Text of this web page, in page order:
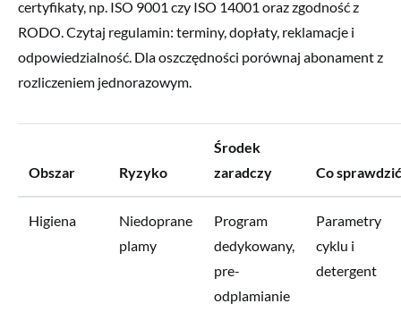
certyfikaty, np. ISO 9001 czy ISO 14001 oraz zgodność z
RODO. Czytaj regulamin: terminy, dopłaty, reklamacje i
odpowiedzialność. Dla oszczędności porównaj abonament z
rozliczeniem jednorazowym.
Obszar Ryzyko
Środek
zaradczy
Co sprawdzić
Higiena
Niedoprane
plamy
Program
dedykowany,
pre-
odplamianie
Parametry
cyklu i
detergent